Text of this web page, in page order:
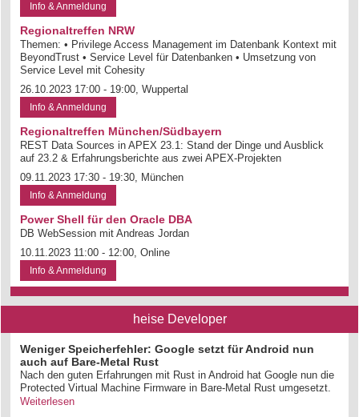
Info & Anmeldung
Regionaltreffen NRW
Themen: • Privilege Access Management im Datenbank Kontext mit
BeyondTrust • Service Level für Datenbanken • Umsetzung von
Service Level mit Cohesity
26.10.2023 17:00 - 19:00, Wuppertal
Info & Anmeldung
Regionaltreffen München/Südbayern
REST Data Sources in APEX 23.1: Stand der Dinge und Ausblick
auf 23.2 & Erfahrungsberichte aus zwei APEX-Projekten
09.11.2023 17:30 - 19:30, München
Info & Anmeldung
Power Shell für den Oracle DBA
DB WebSession mit Andreas Jordan
10.11.2023 11:00 - 12:00, Online
Info & Anmeldung
heise Developer
Weniger Speicherfehler: Google setzt für Android nun
auch auf Bare-Metal Rust
Nach den guten Erfahrungen mit Rust in Android hat Google nun die
Protected Virtual Machine Firmware in Bare-Metal Rust umgesetzt.
Weiterlesen